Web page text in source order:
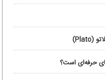
حرفه‌ای است؟